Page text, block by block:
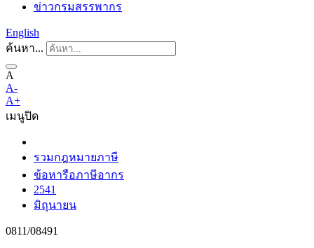
ข่าวกรมสรรพากร
English
ค้นหา...
A
A-
A+
เมนูปิด
รวมกฎหมายภาษี
ข้อหารือภาษีอากร
2541
มิถุนายน
0811/08491